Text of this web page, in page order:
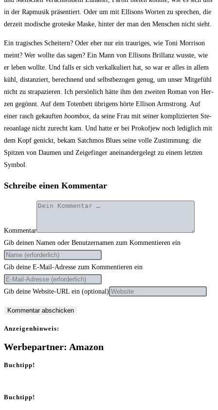
in der Rap­mu­sik prä­sen­tiert. Oder um mit Elli­sons Wor­ten zu spre­chen, die
der­zeit modi­sche gro­tes­ke Mas­ke, hin­ter der man den Men­schen nicht sieht.
Ein tra­gi­sches Schei­tern? Oder eher nur ein trau­ri­ges, wie Toni Mor­ri­son
meint? Wer woll­te das sagen? Ein Mann von Elli­sons Bril­lanz wuss­te, wie
er leben woll­te. Und falls er sich ver­kal­ku­liert hat, so war er alles in allem
kühl, distan­ziert, berech­nend und selbst­be­zo­gen genug, um unser Mit­ge­fühl
nicht zu stra­pa­zie­ren. Ich per­sön­lich hät­te ihm den zwei­ten Roman von Her­
zen gegönnt. Auf dem Toten­bett übri­gens hör­te Elli­son Arm­strong. Auf
einer rasch gekauf­ten boom­box, da sei­ne Frau mit sei­ner kom­pli­zier­ten Ste­
reo­an­la­ge nicht zurecht kam. Und hat­te er bei Pro­kof­jew noch ledig­lich mit
dem Kopf genickt, bekam Satch­mos Blues sei­ne vol­le Zu­stimmung: die
Spit­zen von Dau­men und Zei­ge­fin­ger anein­an­der­ge­legt zu einem letz­ten
Symbol.
Schreibe einen Kommentar
Kommentar
Gib deinen Namen oder Benutzernamen zum Kommentieren ein
Gib deine E-Mail-Adresse zum Kommentieren ein
Gib deine Website-URL ein (optional)
Anzei­gen­hin­weis:
Werbepartner: Amazon
Buchtipp!
Buchtipp!